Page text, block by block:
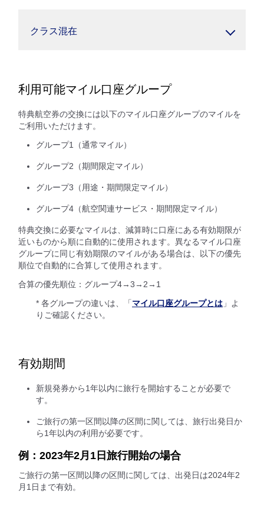
クラス混在
利用可能マイル口座グループ
特典航空券の交換には以下のマイル口座グループのマイルを
ご利用いただけます。
グループ1（通常マイル）
グループ2（期間限定マイル）
グループ3（用途・期間限定マイル）
グループ4（航空関連サービス・期間限定マイル）
特典交換に必要なマイルは、減算時に口座にある有効期限が
近いものから順に自動的に使用されます。異なるマイル口座
グループに同じ有効期限のマイルがある場合は、以下の優先
順位で自動的に合算して使用されます。
合算の優先順位：グループ4→3→2→1
* 各グループの違いは、「 マイル口座グループとは 」よ
りご確認ください。
有効期間
新規発券から1年以内に旅行を開始することが必要で
す。
ご旅行の第一区間以降の区間に関しては、旅行出発日か
ら1年以内の利用が必要です。
例：2023年2月1日旅行開始の場合
ご旅行の第一区間以降の区間に関しては、出発日は2024年2
月1日まで有効。